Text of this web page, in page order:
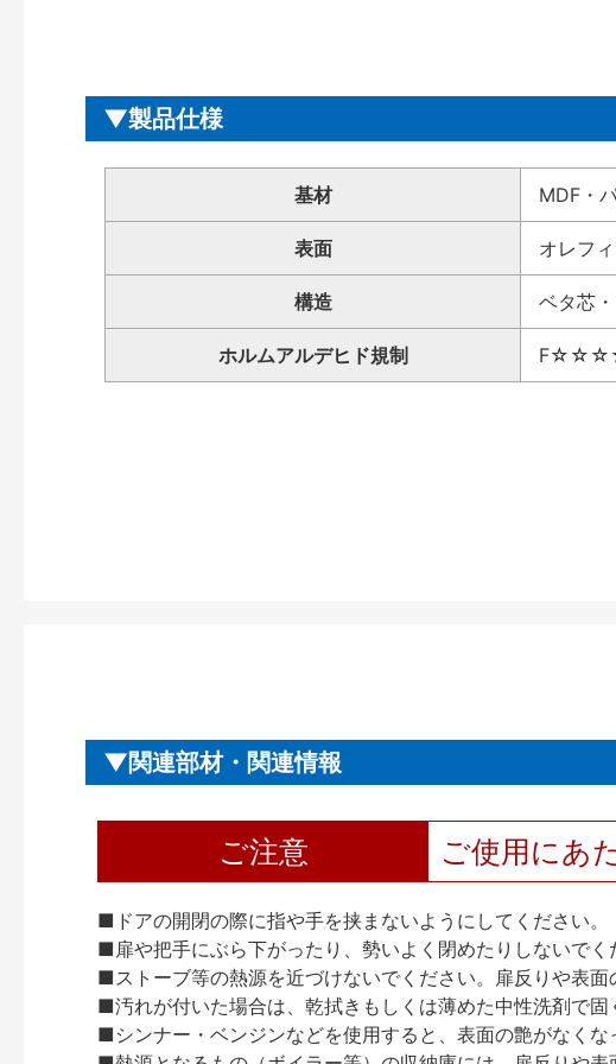
製品仕様
基材 MDF・
表面 オレフ
構造 ベタ芯
ホルムアルデヒド規制 F☆☆☆☆
関連部材・関連情報
ご注意 ご使用にあ
■ドアの開閉の際に指や手を挟まないようにしてください。
■扉や把手にぶら下がったり、勢いよく閉めたりしないでく
■ストーブ等の熱源を近づけないでください。扉反りや表面
■汚れが付いた場合は、乾拭きもしくは薄めた中性洗剤で固
■シンナー・ベンジンなどを使用すると、表面の艶がなく